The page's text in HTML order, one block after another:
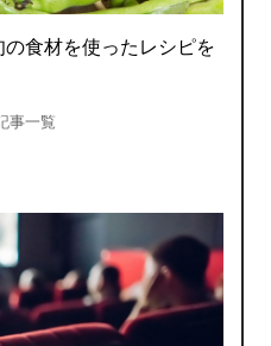
食材を使ったレシピを
事一覧